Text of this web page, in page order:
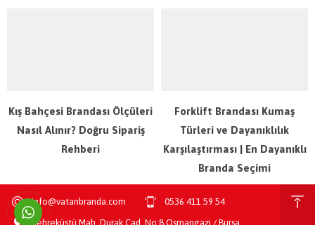
Kış Bahçesi Brandası Ölçüleri
Nasıl Alınır? Doğru Sipariş
Rehberi
Forklift Brandası Kumaş
Türleri ve Dayanıklılık
Karşılaştırması | En Dayanıklı
Branda Seçimi
info@vatanbranda.com
0536 411 59 54
Şehreküstü Mah. Durak Cad. No:8 Osmangazi / Bursa